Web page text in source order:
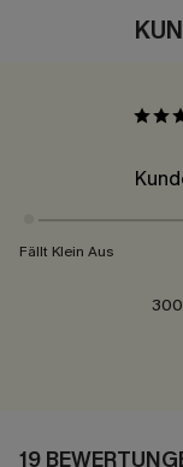
Fällt Klein Aus
19